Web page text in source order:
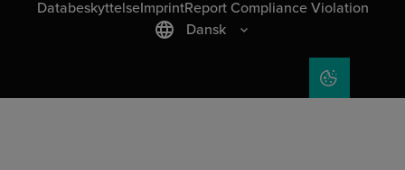
DatabeskyttelseImprintReport Compliance Violation
Dansk
COOKIE